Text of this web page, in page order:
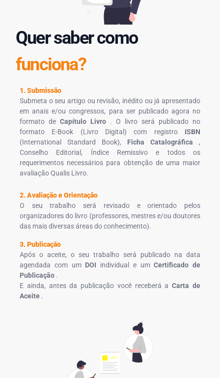
Quer saber como
funciona?
1. Submissão
Submeta o seu artigo ou revisão, inédito ou já apresentado
em anais e/ou congressos, para ser publicado agora no
formato de Capítulo Livro . O livro será publicado no
formato E-Book (Livro Digital) com registro ISBN
(International Standard Book), Ficha Catalográfica ,
Conselho Editorial, Índice Remissivo e todos os
requerimentos necessários para obtenção de uma maior
avaliação Qualis Livro.
2. Avaliação e Orientação
O seu trabalho será revisado e orientado pelos
organizadores do livro (professores, mestres e/ou doutores
das mais diversas áreas do conhecimento).
3. Publicação
Após o aceite, o seu trabalho será publicado na data
agendada com um DOI individual e umCertificado de
Publicação .
E ainda, antes da publicação você receberá aCarta de
Aceite .